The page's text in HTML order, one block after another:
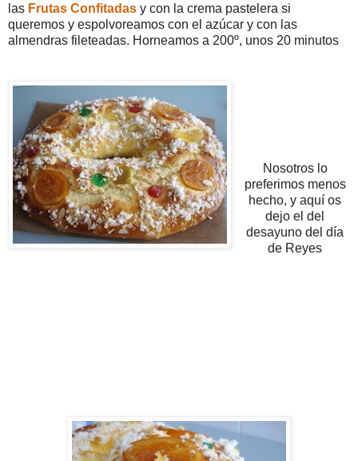
las Frutas Confitadas y con la crema pastelera si
queremos y espolvoreamos con el azúcar y con las
almendras fileteadas. Horneamos a 200º, unos 20 minutos
Nosotros lo
preferimos menos
hecho, y aquí os
dejo el del
desayuno del día
de Reyes